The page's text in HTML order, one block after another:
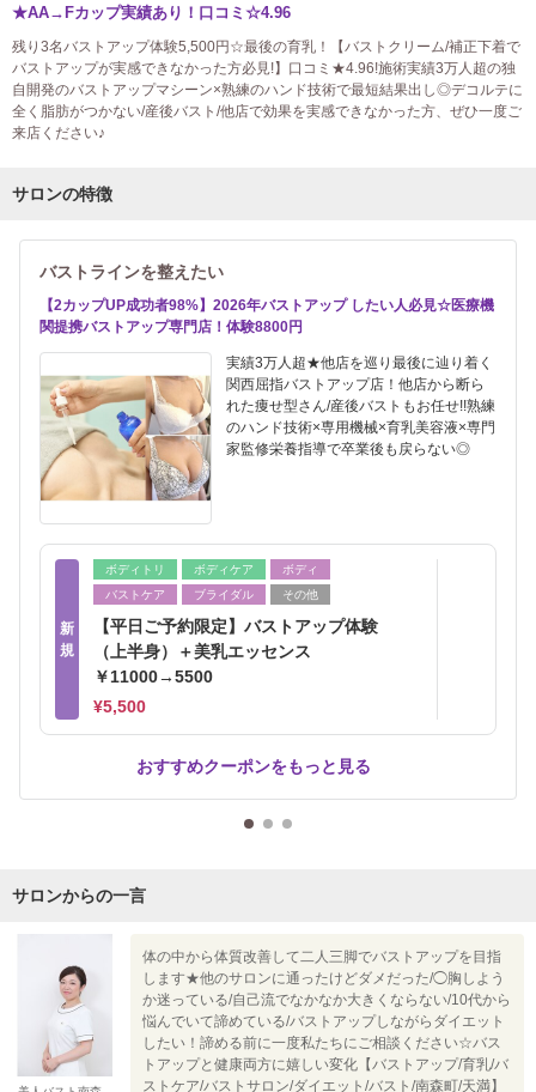
★AA→Fカップ実績あり！口コミ☆4.96
残り3名バストアップ体験5,500円☆最後の育乳！【バストクリーム/補正下着で
バストアップが実感できなかった方必見!】口コミ★4.96!施術実績3万人超の独
自開発のバストアップマシーン×熟練のハンド技術で最短結果出し◎デコルテに
全く脂肪がつかない/産後バスト/他店で効果を実感できなかった方、ぜひ一度ご
来店ください♪
サロンの特徴
バストラインを整えたい
【2カップUP成功者98%】2026年バストアップ したい人必見☆医療機
関提携バストアップ専門店！体験8800円
実績3万人超★他店を巡り最後に辿り着く
関西屈指バストアップ店！他店から断ら
れた痩せ型さん/産後バストもお任せ!!熟練
のハンド技術×専用機械×育乳美容液×専門
家監修栄養指導で卒業後も戻らない◎
新
規
ボディトリ ボディケア
ボディ
バストケア
ブライダル その他
【平日ご予約限定】バストアップ体験
（上半身）＋美乳エッセンス
￥11000→5500
¥5,500
おすすめクーポンをもっと見る
サロンからの一言
体の中から体質改善して二人三脚でバストアップを目指
します★他のサロンに通ったけどダメだった/◯胸しよう
か迷っている/自己流でなかなか大きくならない/10代から
悩んでいて諦めている/バストアップしながらダイエット
したい！諦める前に一度私たちにご相談ください☆バス
トアップと健康両方に嬉しい変化【バストアップ/育乳/バ
ストケア/バストサロン/ダイエット/バスト/南森町/天満】